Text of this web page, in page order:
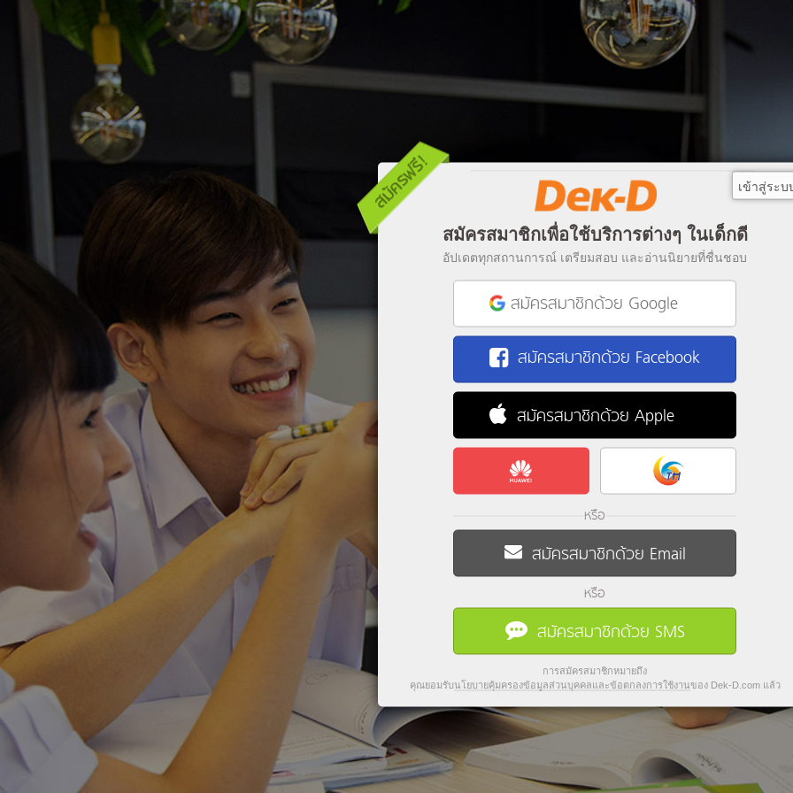
สมัครสมาชิกเพื่อใช้บริการต่างๆ ในเด็กดี
อัปเดตทุกสถานการณ์ เตรียมสอบ และอ่านนิยายที่ชื่นชอบ
สมัครสมาชิกด้วย Google
สมัครสมาชิกด้วย Facebook
สมัครสมาชิกด้วย Apple
หรือ
สมัครสมาชิกด้วย Email
หรือ
สมัครสมาชิกด้วย SMS
การสมัครสมาชิกหมายถึง
คุณยอมรับนโยบายคุ้มครองข้อมูลส่วนบุคคลและข้อตกลงการใช้งานของ Dek-D.com แล้ว
เข้าสู่ระบ